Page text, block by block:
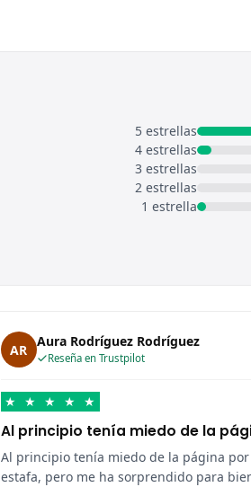
5 estrellas
4 estrellas
3 estrellas
2 estrellas
1 estrella
AR Aura Rodríguez Rodríguez
Reseña en Trustpilot
★ ★ ★ ★ ★
Al principio tenía miedo de la
Al principio tenía miedo de la página
estafa, pero me ha sorprendido para